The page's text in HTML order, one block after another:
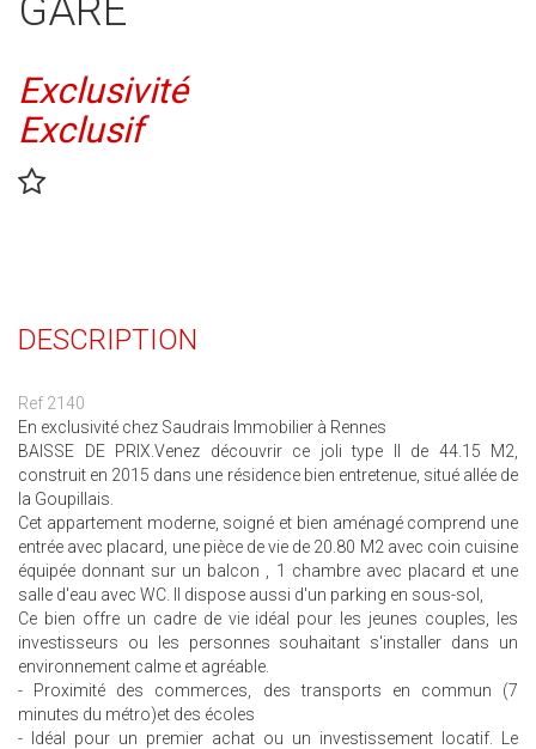
GARE
Exclusivité
Exclusif
DESCRIPTION
Ref 2140
En exclusivité chez Saudrais Immobilier à Rennes
BAISSE DE PRIX.Venez découvrir ce joli type II de 44.15 M2,
construit en 2015 dans une résidence bien entretenue, situé allée de
la Goupillais.
Cet appartement moderne, soigné et bien aménagé comprend une
entrée avec placard, une pièce de vie de 20.80 M2 avec coin cuisine
équipée donnant sur un balcon , 1 chambre avec placard et une
salle d'eau avec WC. Il dispose aussi d'un parking en sous-sol,
Ce bien offre un cadre de vie idéal pour les jeunes couples, les
investisseurs ou les personnes souhaitant s'installer dans un
environnement calme et agréable.
- Proximité des commerces, des transports en commun (7
minutes du métro)et des écoles
- Idéal pour un premier achat ou un investissement locatif. Le